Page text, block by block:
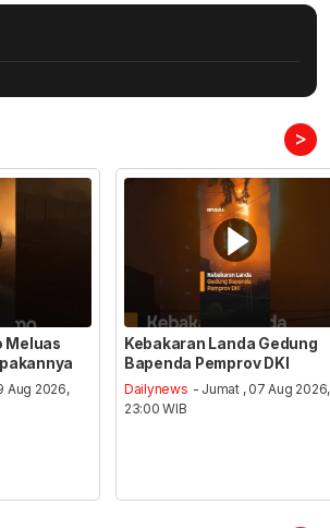
>
Meluas
Aug 2026,
Kebakaran Landa Gedung
Bapenda Pemprov DKI
Dailynews - Jumat , 07 Aug 2026,
23:00 WIB